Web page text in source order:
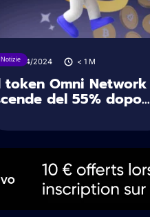
Notizie18/04/2024 < 1 M
token Omni Network
del 55% dopo...